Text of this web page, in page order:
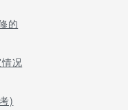
的
况
)